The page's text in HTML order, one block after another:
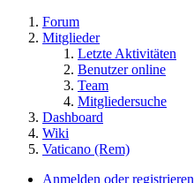
Forum
Mitglieder
Letzte Aktivitäten
Benutzer online
Team
Mitgliedersuche
Dashboard
Wiki
Vaticano (Rem)
Anmelden oder registrieren